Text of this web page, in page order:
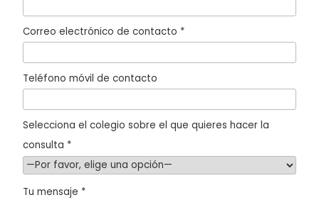
Correo electrónico de contacto *
Teléfono móvil de contacto
Selecciona el colegio sobre el que quieres hacer la
consulta *
Tu mensaje *